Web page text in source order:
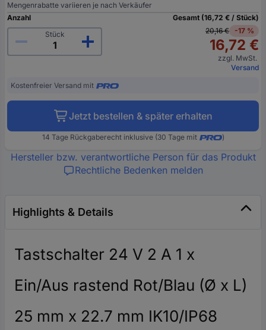
Mengenrabatte variieren je nach Verkäufer
Anzahl
Stück
Gesamt (16,72 € / Stück)
20,16 €
-17 %
16,72 €
zzgl. MwSt.
Versand
Kostenfreier Versand mit
Jetzt bestellen & später erhalten
14 Tage Rückgaberecht inklusive (30 Tage mit )
Hersteller bzw. verantwortliche Person für das Produkt
Rechtliche Bedenken melden
Highlights & Details
Tastschalter 24 V 2 A 1 x
Ein/Aus rastend Rot/Blau (Ø x L)
25 mm x 22.7 mm IK10/IP68